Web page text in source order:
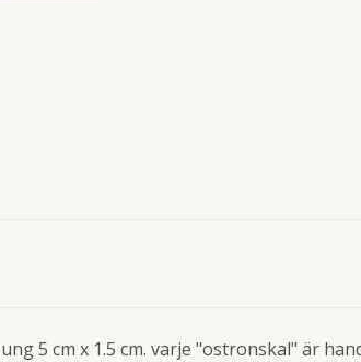
5 cm x 1.5 cm. varje "ostronskal" är